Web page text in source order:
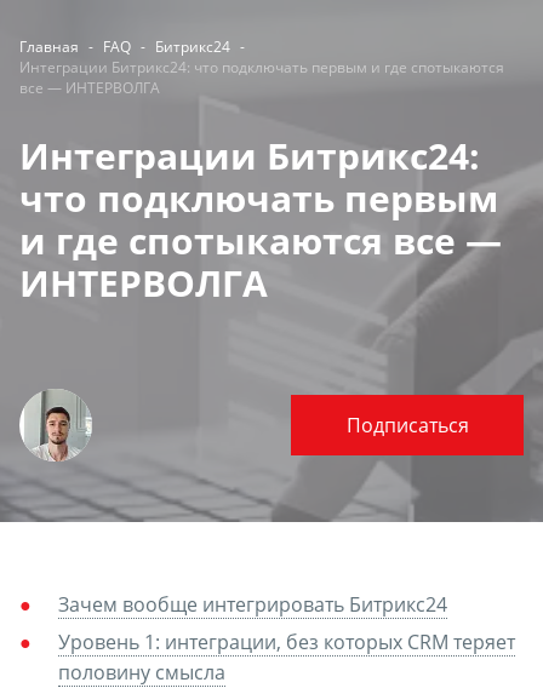
Главная - FAQ - Битрикс24 -
Интеграции Битрикс24: что подключать первым и где спотыкаются
все — ИНТЕРВОЛГА
Интеграции Битрикс24:
что подключать первым
и где спотыкаются все —
ИНТЕРВОЛГА
Подписаться
Зачем вообще интегрировать Битрикс24
Уровень 1: интеграции, без которых CRM теряет
половину смысла